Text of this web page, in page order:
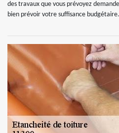
des travaux que vous prévoyez
bien prévoir votre suffisance budgétaire.